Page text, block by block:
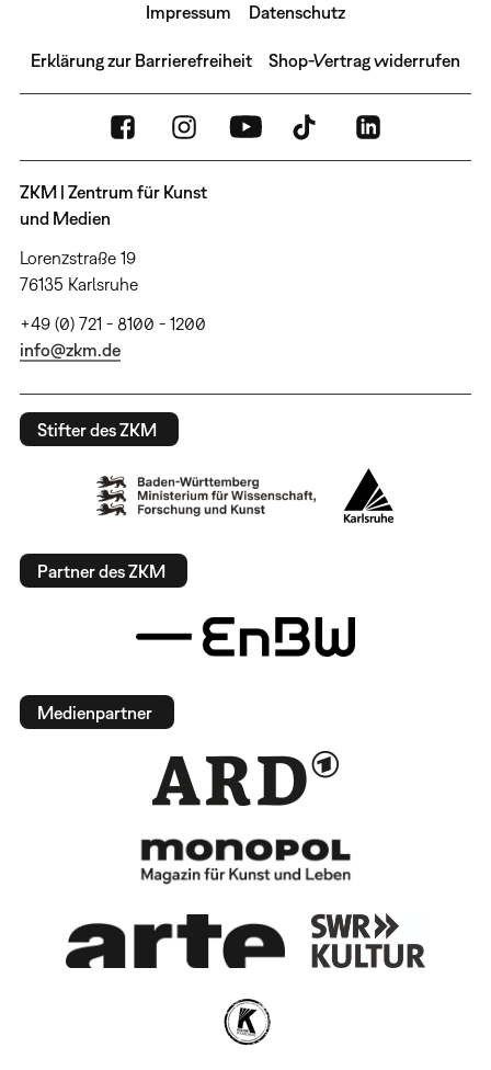
Impressum Datenschutz
Erklärung zur Barrierefreiheit Shop-Vertrag widerrufen
ZKM | Zentrum für Kunst
und Medien
Lorenzstraße 19
76135 Karlsruhe
+49 (0) 721 - 8100 - 1200
info@zkm.de
Stifter des ZKM
Partner des ZKM
Medienpartner